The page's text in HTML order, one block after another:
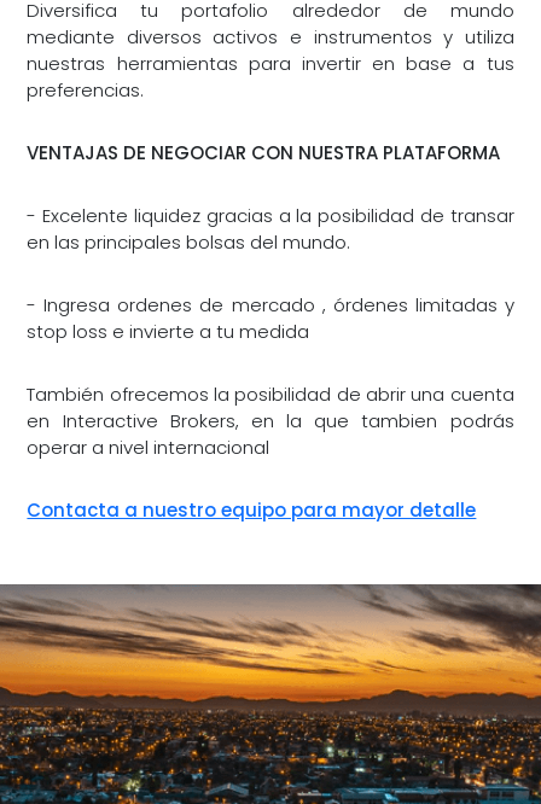
Diversifica tu portafolio alrededor de mundo
mediante diversos activos e instrumentos y utiliza
nuestras herramientas para invertir en base a tus
preferencias.
VENTAJAS DE NEGOCIAR CON NUESTRA PLATAFORMA
- Excelente liquidez gracias a la posibilidad de transar
en las principales bolsas del mundo.
- Ingresa ordenes de mercado , órdenes limitadas y
stop loss e invierte a tu medida
También ofrecemos la posibilidad de abrir una cuenta
en Interactive Brokers, en la que tambien podrás
operar a nivel internacional
Contacta a nuestro equipo para mayor detalle